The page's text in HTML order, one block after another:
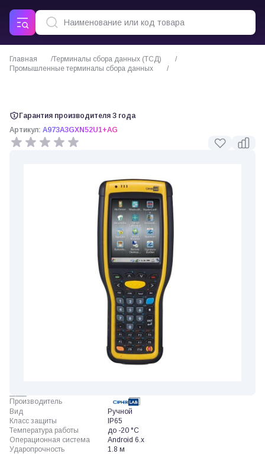
Главная
Терминалы сбора данных (ТСД)
Промышленные терминалы сбора данных
Гарантия производителя 3 года
Артикул: A973A3GXN52U1+AG
Производитель
Вид
Ручной
Класс защиты
IP65
Температура работы
до -20 °C
Операционная система
Android 6.x
Ударопрочность
1.8 м